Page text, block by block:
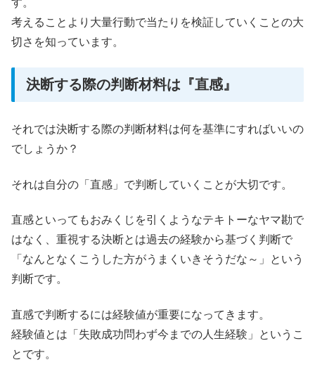
考えることより大量行動で当たりを検証していくことの大
切さを知っています。
決断する際の判断材料は『直感』
それでは決断する際の判断材料は何を基準にすればいいの
でしょうか？
それは自分の「直感」で判断していくことが大切です。
直感といってもおみくじを引くようなテキトーなヤマ勘で
はなく、重視する決断とは過去の経験から基づく判断で
「なんとなくこうした方がうまくいきそうだな～」という
判断です。
直感で判断するには経験値が重要になってきます。
経験値とは「失敗成功問わず今までの人生経験」というこ
とです。